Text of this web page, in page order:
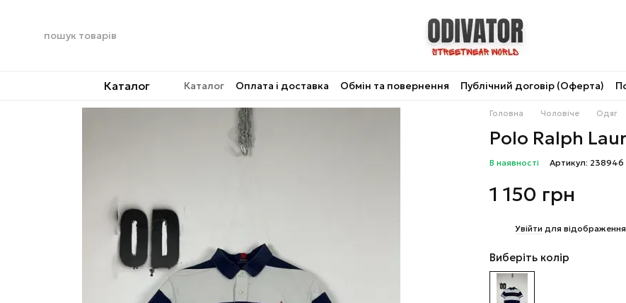
Каталог Каталог Оплата і доставка Обмін та повернення Публічний договір (Оферта)
Головна Чоловіче Одяг
Polo Ralph
В наявності Артикул: 238946
1 150 грн
Увійти для
Виберіть колір